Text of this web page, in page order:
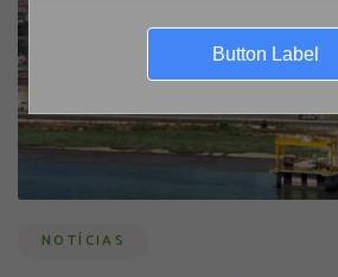
Button Label
NOTÍCIAS